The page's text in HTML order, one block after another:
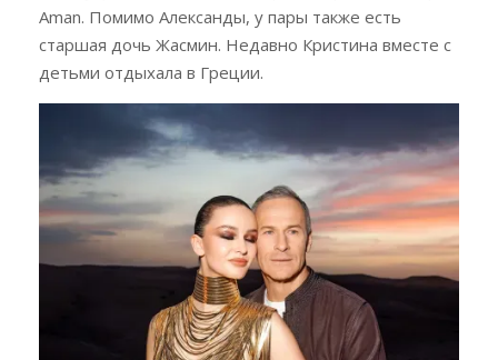
Aman. Помимо Александы, у пары также есть
старшая дочь Жасмин. Недавно Кристина вместе с
детьми отдыхала в Греции.